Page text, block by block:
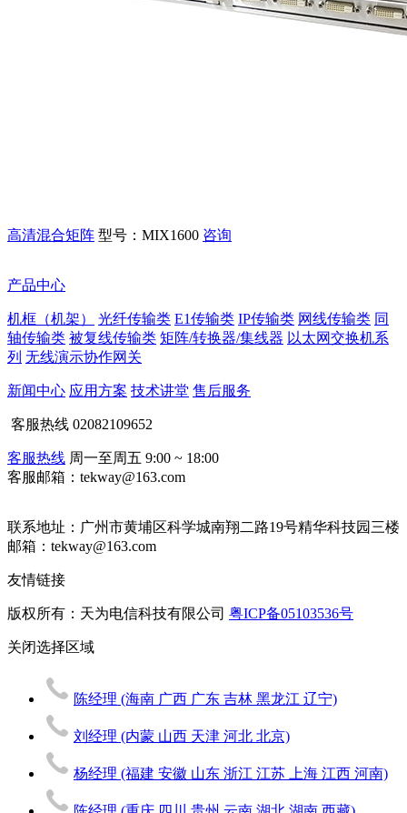
高清混合矩阵 型号：MIX1600 咨询
产品中心
机框（机架） 光纤传输类 E1传输类 IP传输类 网线传输类 同
轴传输类 被复线传输类 矩阵/转换器/集线器 以太网交换机系
列 无线演示协作网关
新闻中心 应用方案 技术讲堂 售后服务
客服热线 02082109652
客服热线 周一至周五 9:00 ~ 18:00
客服邮箱：tekway@163.com
联系地址： 广州市黄埔区科学城南翔二路19号精华科技园三楼
邮箱：tekway@163.com
友情链接
版权所有：天为电信科技有限公司 粤ICP备05103536号
关闭选择区域
陈经理 (海南 广西 广东 吉林 黑龙江 辽宁)
刘经理 (内蒙 山西 天津 河北 北京)
杨经理 (福建 安徽 山东 浙江 江苏 上海 江西 河南)